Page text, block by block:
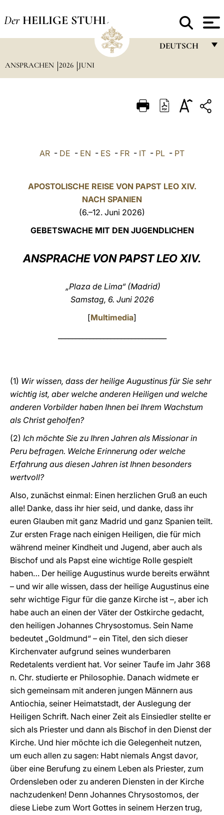
Der HEILIGE STUHL
DEUTSCH
ITALIANO
POLSKI
ANSPRACHEN 2026 JUNI
AR - DE - EN - ES - FR - IT - PL - PT
APOSTOLISCHE REISE VON PAPST LEO XIV.
NACH SPANIEN
(6.–12. Juni 2026)
GEBETSWACHE MIT DEN JUGENDLICHEN
ANSPRACHE VON PAPST LEO XIV.
„Plaza de Lima“ (Madrid)
Samstag, 6. Juni 2026
[Multimedia]
(1) Wir wissen, dass der heilige Augustinus für Sie sehr
wichtig ist, aber welche anderen Heiligen und welche
anderen Vorbilder haben Ihnen bei Ihrem Wachstum
als Christ geholfen?
(2) Ich möchte Sie zu Ihren Jahren als Missionar in
Peru befragen. Welche Erinnerung oder welche
Erfahrung aus diesen Jahren ist Ihnen besonders
wertvoll?
Also, zunächst einmal: Einen herzlichen Gruß an euch
alle! Danke, dass ihr hier seid, und danke, dass ihr
euren Glauben mit ganz Madrid und ganz Spanien teilt.
Zur ersten Frage nach einigen Heiligen, die für mich
während meiner Kindheit und Jugend, aber auch als
Bischof und als Papst eine wichtige Rolle gespielt
haben… Der heilige Augustinus wurde bereits erwähnt
– und wir alle wissen, dass der heilige Augustinus eine
sehr wichtige Figur für die ganze Kirche ist –, aber ich
habe auch an einen der Väter der Ostkirche gedacht,
den heiligen Johannes Chrysostomus. Sein Name
bedeutet „Goldmund“ – ein Titel, den sich dieser
Kirchenvater aufgrund seines wunderbaren
Redetalents verdient hat. Vor seiner Taufe im Jahr 368
n. Chr. studierte er Philosophie. Danach widmete er
sich gemeinsam mit anderen jungen Männern aus
Antiochia, seiner Heimatstadt, der Auslegung der
Heiligen Schrift. Nach einer Zeit als Einsiedler stellte er
sich als Priester und dann als Bischof in den Dienst der
Kirche. Und hier möchte ich die Gelegenheit nutzen,
um euch allen zu sagen: Habt niemals Angst davor,
über eine Berufung zu einem Leben als Priester, zum
Ordensleben oder zu anderen Diensten in der Kirche
nachzudenken! Denn Johannes Chrysostomos, der
diese Liebe zum Wort Gottes in seinem Herzen trug,